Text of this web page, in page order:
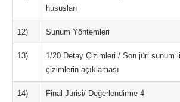
hususları
12) Sunum Yöntemleri
13)
1/20 Detay Çizimleri / Son jüri sunum
çizimlerin açıklaması
14) Final Jürisi/ Değerlendirme 4